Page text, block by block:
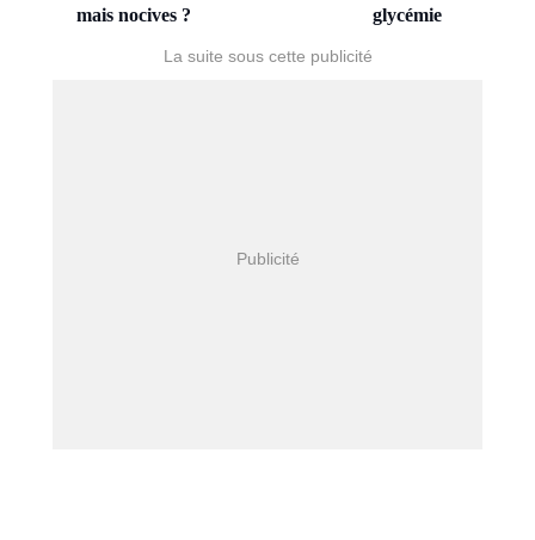
mais nocives ?
glycémie